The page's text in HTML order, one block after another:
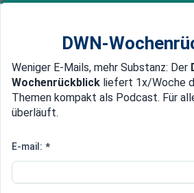
Newsticker MEIN DWN:
Edelmetalle DWN-Magazin
SpaceX-Börsengang
DWN-
Weniger E-Mails, mehr Substanz: Der
Wochenrückblick liefert 1x/Woche
Themen kompakt als Podcast. Für
überläuft.
E-mail: *